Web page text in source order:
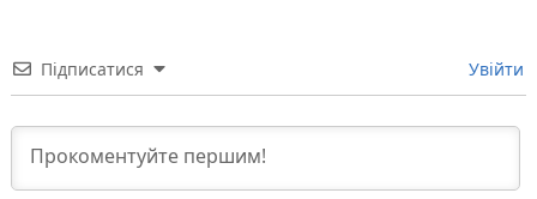
Підписатися Увійти